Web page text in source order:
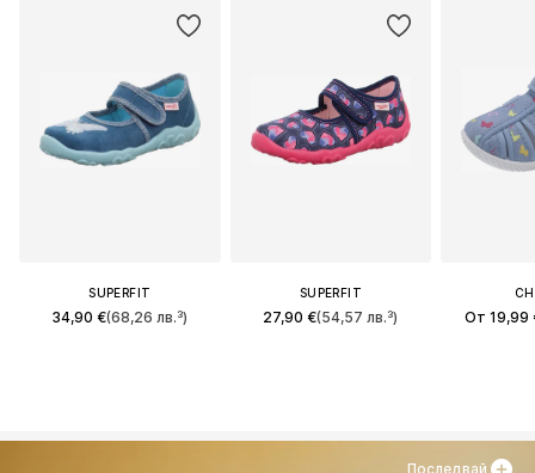
SUPERFIT
34,90 €(68,26 лв.³)
SUPERFIT
27,90 €(54,57 лв.³) От 19,99
Последвай